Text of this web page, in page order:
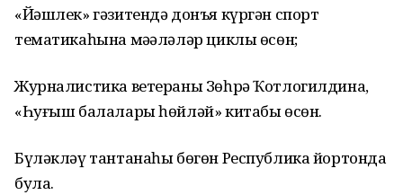
«Йәшлек» гәзитендә донъя күргән спорт
тематикаһына мәҡәләләр циклы өсөн;
Журналистика ветераны Зөһрә Ҡотлогилдина,
«Һуғыш балалары һөйләй» китабы өсөн.
Бүләкләү тантанаһы бөгөн Республика йортонда
була.